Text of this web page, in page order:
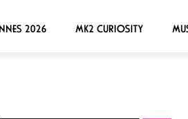
2026 MK2 CURIOSITY